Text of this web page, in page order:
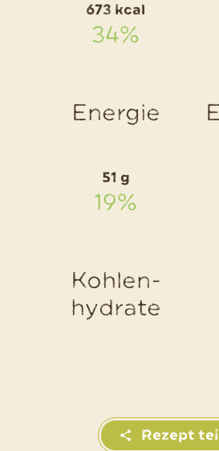
673 kcal
34%
Energie
51 g
19%
Kohlen-
hydrate
Rezept